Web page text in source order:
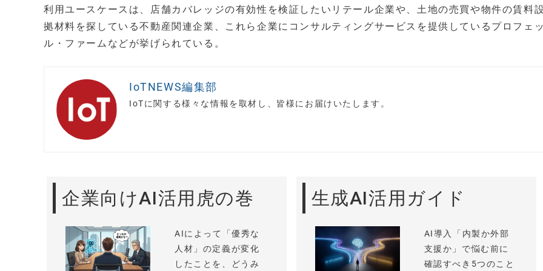
利用ユースケースは、店舗カバレッジの有効性を検証したいリテール企業や、土地の売買や物件の賃料
拠材料を探している不動産関連企業、これら企業にコンサルティングサービスを提供しているプロフェ
ル・ファームなどが挙げられている。
IoTNEWS編集部
IoTに関する様々な情報を取材し、皆様にお届けいたします。
企業向けAI活用虎の巻
AIによって「優秀な
人材」の定義が変化
したことを、どうみ
生成AI活用ガイド
AI導入「内製か外部
支援か」で悩む前に
確認すべき5つのこと